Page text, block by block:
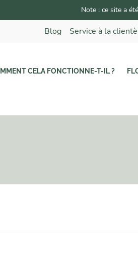
Note : ce site a
Blog Service à la
CELA FONCTIONNE-T-IL ?